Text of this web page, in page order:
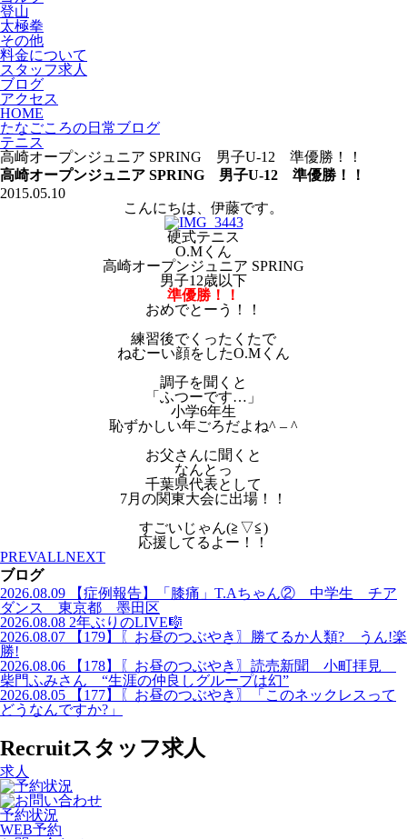
登山
太極拳
その他
料金について
スタッフ求人
ブログ
アクセス
HOME
たなごころの日常ブログ
テニス
高崎オープンジュニア SPRING 男子U-12 準優勝！！
高崎オープンジュニア SPRING 男子U-12 準優勝！！
2015.05.10
こんにちは、伊藤です。
硬式テニス
O.Mくん
高崎オープンジュニア SPRING
男子12歳以下
準優勝！！
おめでとーう！！
練習後でくったくたで
ねむーい顔をしたO.Mくん
調子を聞くと
「ふつーです…」
小学6年生
恥ずかしい年ごろだよね^ – ^
お父さんに聞くと
なんとっ
千葉県代表として
7月の関東大会に出場！！
すごいじゃん(≧▽≦)
応援してるよー！！
PREVALLNEXT
ブログ
2026.08.09
【症例報告】「膝痛」T.Aちゃん② 中学生 チア
ダンス 東京都 墨田区
2026.08.08 2年ぶりのLIVE🎼
2026.08.07
【179】〖お昼のつぶやき〗勝てるか人類? うん!楽
勝!
2026.08.06
【178】〖お昼のつぶやき〗読売新聞 小町拝見
柴門ふみさん “生涯の仲良しグループは幻”
2026.08.05
【177】〖お昼のつぶやき〗「このネックレスって
どうなんですか?」
Recruitスタッフ求人
求人
予約状況
WEB予約